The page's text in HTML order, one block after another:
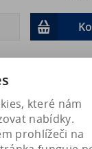
které nám
nabídky.
prohlížeči na